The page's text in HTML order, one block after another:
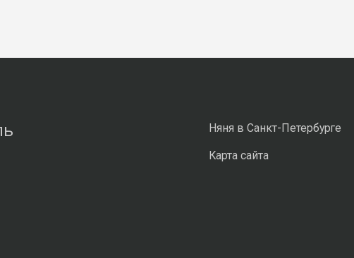
Няня в Санкт-Петербурге
Карта сайта